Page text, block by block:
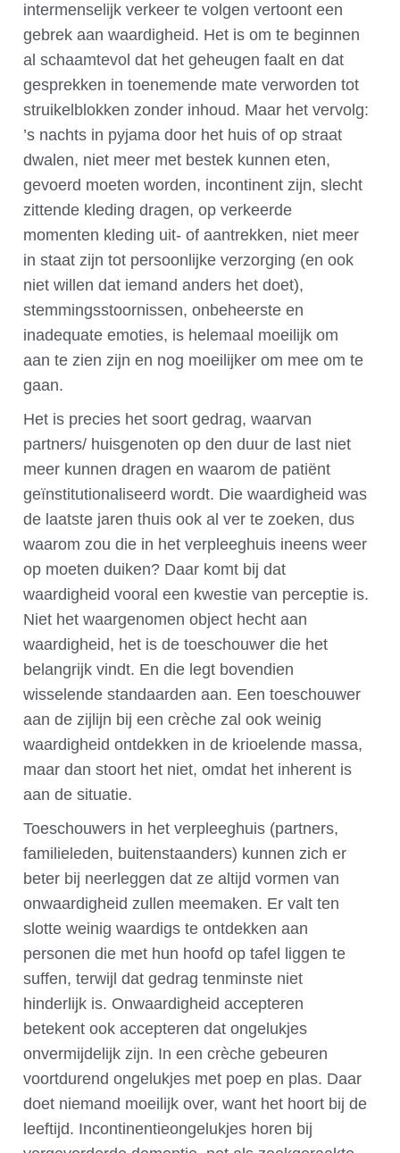
intermenselijk verkeer te volgen vertoont een
gebrek aan waardigheid. Het is om te beginnen
al schaamtevol dat het geheugen faalt en dat
gesprekken in toenemende mate verworden tot
struikelblokken zonder inhoud. Maar het vervolg:
’s nachts in pyjama door het huis of op straat
dwalen, niet meer met bestek kunnen eten,
gevoerd moeten worden, incontinent zijn, slecht
zittende kleding dragen, op verkeerde
momenten kleding uit- of aantrekken, niet meer
in staat zijn tot persoonlijke verzorging (en ook
niet willen dat iemand anders het doet),
stemmingsstoornissen, onbeheerste en
inadequate emoties, is helemaal moeilijk om
aan te zien zijn en nog moeilijker om mee om te
gaan.
Het is precies het soort gedrag, waarvan
partners/ huisgenoten op den duur de last niet
meer kunnen dragen en waarom de patiënt
geïnstitutionaliseerd wordt. Die waardigheid was
de laatste jaren thuis ook al ver te zoeken, dus
waarom zou die in het verpleeghuis ineens weer
op moeten duiken? Daar komt bij dat
waardigheid vooral een kwestie van perceptie is.
Niet het waargenomen object hecht aan
waardigheid, het is de toeschouwer die het
belangrijk vindt. En die legt bovendien
wisselende standaarden aan. Een toeschouwer
aan de zijlijn bij een crèche zal ook weinig
waardigheid ontdekken in de krioelende massa,
maar dan stoort het niet, omdat het inherent is
aan de situatie.
Toeschouwers in het verpleeghuis (partners,
familieleden, buitenstaanders) kunnen zich er
beter bij neerleggen dat ze altijd vormen van
onwaardigheid zullen meemaken. Er valt ten
slotte weinig waardigs te ontdekken aan
personen die met hun hoofd op tafel liggen te
suffen, terwijl dat gedrag tenminste niet
hinderlijk is. Onwaardigheid accepteren
betekent ook accepteren dat ongelukjes
onvermijdelijk zijn. In een crèche gebeuren
voortdurend ongelukjes met poep en plas. Daar
doet niemand moeilijk over, want het hoort bij de
leeftijd. Incontinentieongelukjes horen bij